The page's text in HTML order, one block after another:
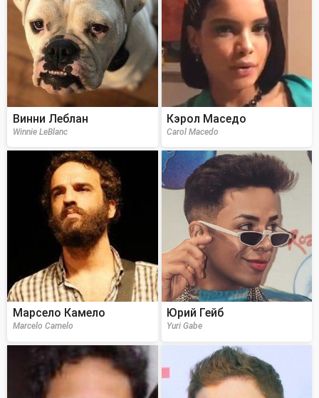
Винни Леблан
Winnie LeBlanc
Кэрол Маседо
Carol Macedo
Марсело Камело
Marcelo Camelo
Юрий Гейб
Yuri Gabe